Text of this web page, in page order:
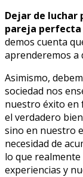
Dejar de luchar
pareja
demos cuenta
aprenderemos a
Asimismo,
sociedad nos
nuestro éxito en
el verdadero
sino en nuestro
necesidad de
lo que
experiencias y